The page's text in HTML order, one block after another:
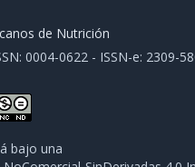
de Nutrición
0004-0622 - ISSN-e: 2309-
bajo una